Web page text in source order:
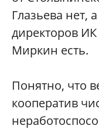
Глазьева нет,
директоров
Миркин есть.
Понятно, что
кооператив